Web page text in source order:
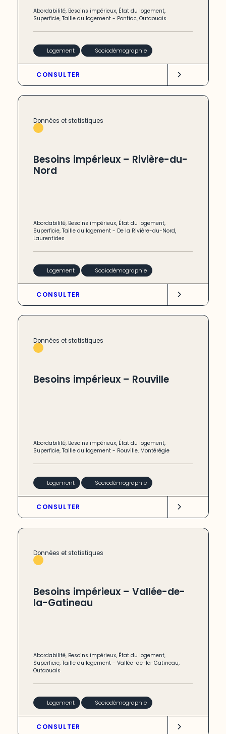
Abordabilité, Besoins impérieux, État du logement,
Superficie,Taille du logement - Pontiac,Outaouais
Logement Sociodémographie
CONSULTER
Données et statistiques
Besoins impérieux – Rivière-du-
Nord
Abordabilité, Besoins impérieux, État du logement,
Superficie,Taille du logement - De la Rivière-du-Nord,
Laurentides
Logement Sociodémographie
CONSULTER
Données et statistiques
Besoins impérieux – Rouville
Abordabilité, Besoins impérieux, État du logement,
Superficie,Taille du logement - Rouville, Montérégie
Logement Sociodémographie
CONSULTER
Données et statistiques
Besoins impérieux – Vallée-de-
la-Gatineau
Abordabilité, Besoins impérieux, État du logement,
Superficie,Taille du logement -Vallée-de-la-Gatineau,
Outaouais
Logement Sociodémographie
CONSULTER